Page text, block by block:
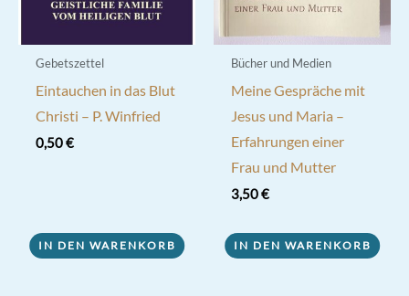
Gebetszettel
Eintauchen in das Blut
Christi – P. Winfried
0,50€
IN DEN WARENKORB
Bücher und Medien
Meine Gespräche mit
Jesus und Maria –
Erfahrungen einer
Frau und Mutter
3,50€
IN DEN WARENKORB